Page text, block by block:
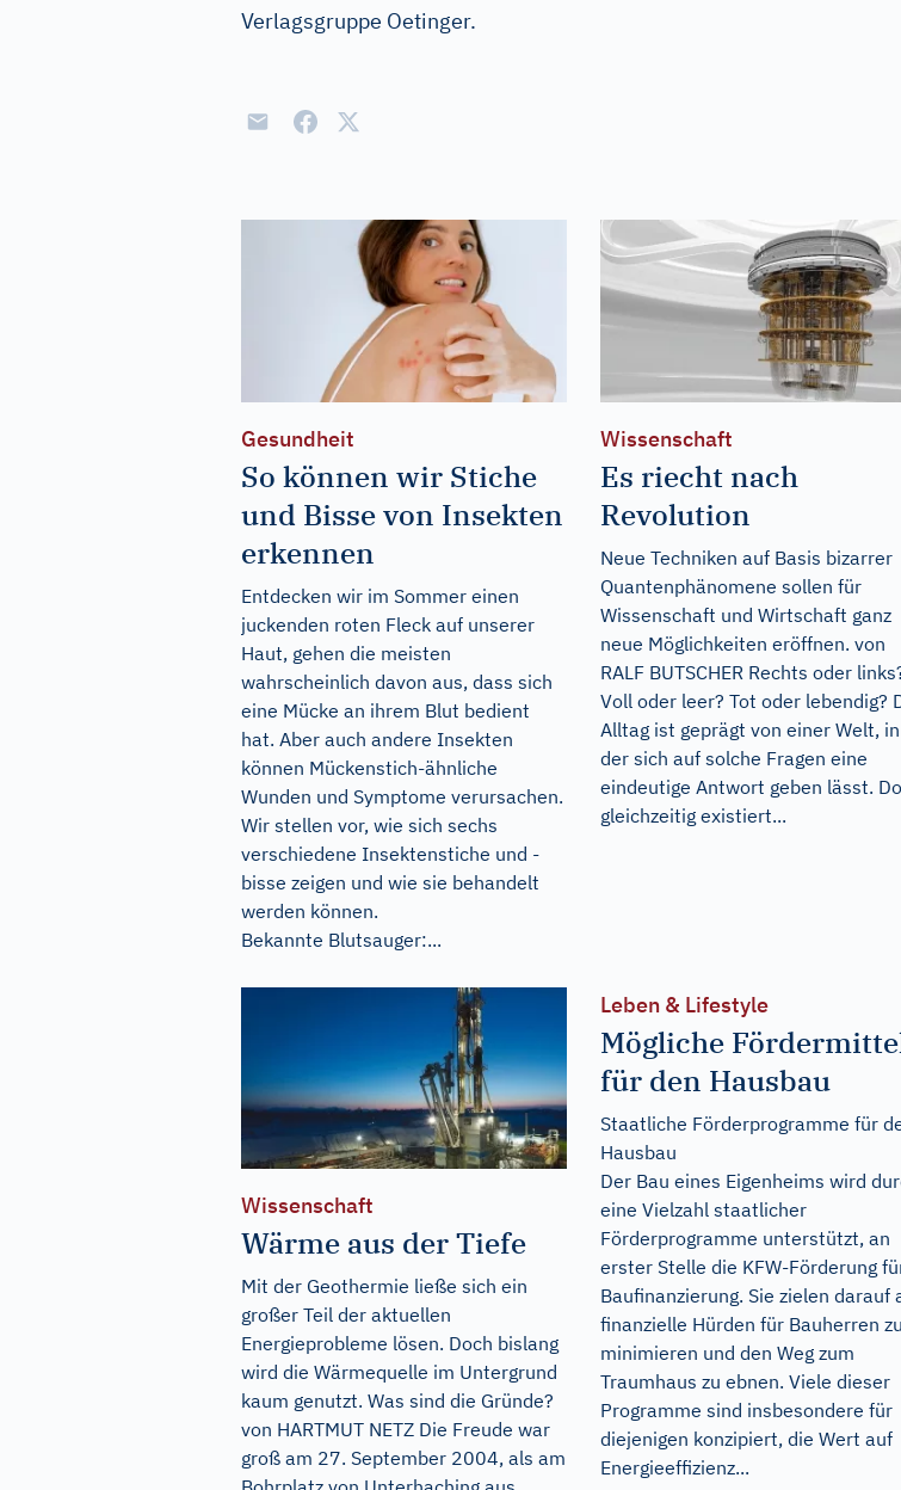
Verlagsgruppe Oetinger.
Gesundheit
So können wir Stiche
und Bisse von Insekten
erkennen
Entdecken wir im Sommer einen
juckenden roten Fleck auf unserer
Haut, gehen die meisten
wahrscheinlich davon aus, dass sich
eine Mücke an ihrem Blut bedient
hat. Aber auch andere Insekten
können Mückenstich-ähnliche
Wunden und Symptome verursachen.
Wir stellen vor, wie sich sechs
verschiedene Insektenstiche und -
bisse zeigen und wie sie behandelt
werden können.
Bekannte Blutsauger:...
Wissenschaft
Es riecht nach
Revolution
Neue Techniken auf Basis bizarrer
Quantenphänomene sollen für
Wissenschaft und Wirtschaft ganz
neue Möglichkeiten eröffnen. von
RALF BUTSCHER Rechts oder
Voll oder leer? Tot oder lebendig?
Alltag ist geprägt von einer Welt, in
der sich auf solche Fragen eine
eindeutige Antwort geben lässt.
gleichzeitig existiert...
Wissenschaft
Wärme aus der Tiefe
Mit der Geothermie ließe sich ein
großer Teil der aktuellen
Energieprobleme lösen. Doch bislang
wird die Wärmequelle im Untergrund
kaum genutzt. Was sind die Gründe?
von HARTMUT NETZ Die Freude war
groß am 27. September 2004, als am
Leben & Lifestyle
Mögliche
für den Hausbau
Staatliche Förderprogramme für
Hausbau
Der Bau eines Eigenheims wird
eine Vielzahl staatlicher
Förderprogramme unterstützt, an
erster Stelle die KFW-Förderung
Baufinanzierung. Sie zielen darauf
finanzielle Hürden für Bauherren zu
minimieren und den Weg zum
Traumhaus zu ebnen. Viele dieser
Programme sind insbesondere für
diejenigen konzipiert, die Wert auf
Energieeffizienz...